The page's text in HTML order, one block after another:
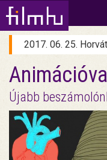
2017. 06. 25.
Újabb